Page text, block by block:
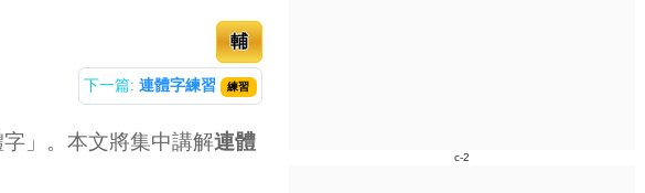
輔
下一篇: 連體字練習 練習
」。本文將集中講解連體
c-2